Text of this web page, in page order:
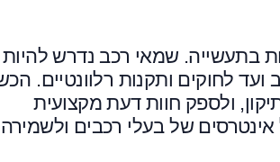
בתעשייה. שמאי רכב נדרש להיות
לחוקים ותקנות רלוונטיים.
ולספק חוות דעת מקצועית
אינטרסים של בעלי רכבים